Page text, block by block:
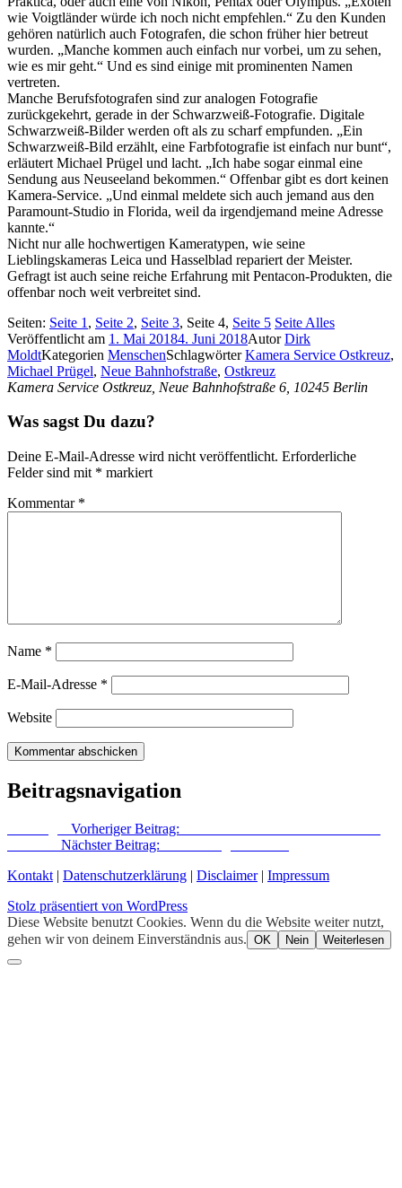
wie Voigtländer würde ich noch nicht empfehlen.“ Zu den Kunden
gehören natürlich auch Fotografen, die schon früher hier betreut
wurden. „Manche kommen auch einfach nur vorbei, um zu sehen,
wie es mir geht.“ Und es sind einige mit prominenten Namen
vertreten.
Manche Berufsfotografen sind zur analogen Fotografie
zurückgekehrt, gerade in der Schwarzweiß-Fotografie. Digitale
Schwarzweiß-Bilder werden oft als zu scharf empfunden. „Ein
Schwarzweiß-Bild erzählt, eine Farbfotografie ist einfach nur bunt“,
erläutert Michael Prügel und lacht. „Ich habe sogar einmal eine
Sendung aus Neuseeland bekommen.“ Offenbar gibt es dort keinen
Kamera-Service. „Und einmal meldete sich auch jemand aus den
Paramount-Studio in Florida, weil da irgendjemand meine Adresse
kannte.“
Nicht nur alle hochwertigen Kameratypen, wie seine
Lieblingskameras Leica und Hasselblad repariert der Meister.
Gefragt ist auch seine reiche Erfahrung mit Pentacon-Produkten, die
offenbar noch weit verbreitet sind.
Seiten: Seite 1 , Seite 2, Seite 3, Seite 4, Seite 5 Seite Alles
Veröffentlicht am 1. Mai 20184. Juni 2018AutorDirk
MoldtKategorien MenschenSchlagwörterKamera Service Ostkreuz,
Michael Prügel, Neue Bahnhofstraße, Ostkreuz
Kamera Service Ostkreuz, Neue Bahnhofstraße 6, 10245 Berlin
Was sagst Du dazu?
Deine E-Mail-Adresse wird nicht veröffentlicht. Erforderliche
Felder sind mit * markiert
Kommentar *
Name *
E-Mail-Adresse *
Website
Beitragsnavigation
Vorheriger Beitrag:
Nächster Beitrag:
Kontakt | Datenschutzerklärung | Disclaimer| Impressum
Stolz präsentiert von WordPress
Diese Website benutzt Cookies. Wenn du die Website weiter nutzt,
gehen wir von deinem Einverständnis aus. OK Nein Weiterlesen